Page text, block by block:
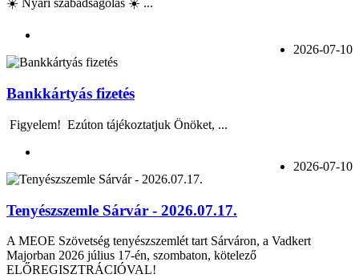
☀️ Nyári szabadságolás ☀️ ...
2026-07-10
Bankkártyás fizetés
Figyelem! Ezúton tájékoztatjuk Önöket, ...
2026-07-10
Tenyészszemle Sárvár - 2026.07.17.
A MEOE Szövetség tenyészszemlét tart Sárváron, a Vadkert
Majorban 2026 július 17-én, szombaton, kötelező
ELŐREGISZTRÁCIÓVAL!